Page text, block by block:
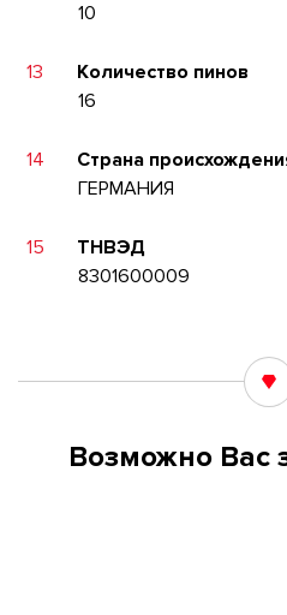
10
13
Количество пинов
16
14
Страна
ГЕРМАНИЯ
15
ТНВЭД
8301600009
Возможно Вас